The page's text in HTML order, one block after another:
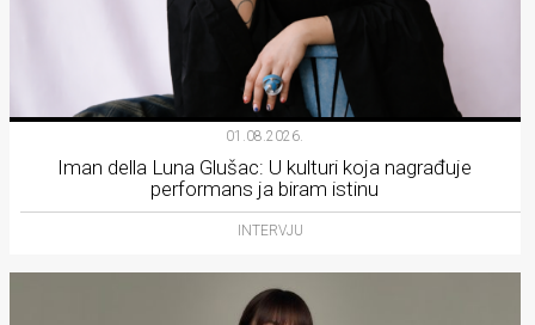
01.08.2026.
Iman della Luna Glušac: U kulturi koja nagrađuje
performans ja biram istinu
INTERVJU